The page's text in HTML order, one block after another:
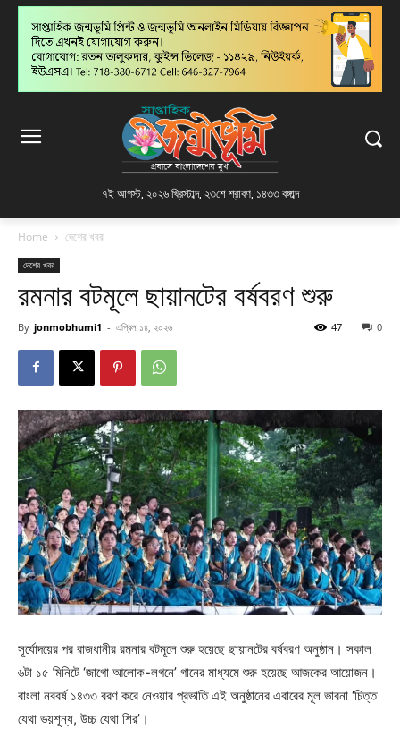
৭ই আগস্ট, ২০২৬ খ্রিস্টাব্দ, ২৩শে শ্রাবণ, ১৪৩৩ বঙ্গাব্দ
Home দেশের খবর
দেশের খবর
রমনার বটমূলে ছায়ানটের বর্ষবরণ শুরু
By jonmobhumi1 - এপ্রিল ১৪, ২০২৬ 0
47
সূর্যোদয়ের পর রাজধানীর রমনার বটমূলে শুরু হয়েছে ছায়ানটের বর্ষবরণ অনুষ্ঠান। সকাল
৬টা ১৫ মিনিটে ‘জাগো আলোক-লগনে’ গানের মাধ্যমে শুরু হয়েছে আজকের আয়োজন।
বাংলা নববর্ষ ১৪৩৩ বরণ করে নেওয়ার প্রভাতি এই অনুষ্ঠানের এবারের মূল ভাবনা ‘চিত্ত
যেথা ভয়শূন্য, উচ্চ যেথা শির’।